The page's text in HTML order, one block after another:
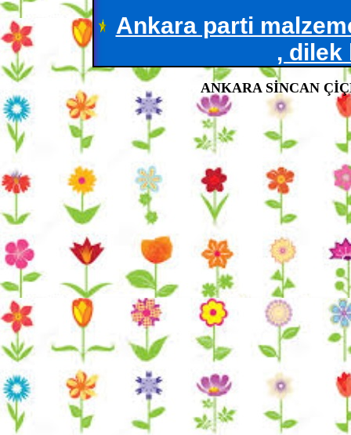
Ankara parti
, dilek
ANKARA SİNCAN